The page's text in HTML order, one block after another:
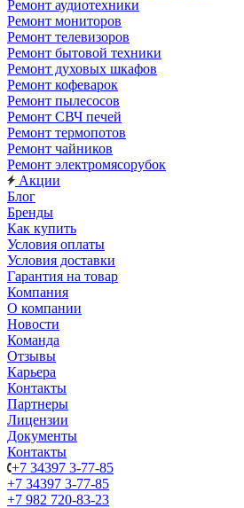
Ремонт аудиотехники
Ремонт мониторов
Ремонт телевизоров
Ремонт бытовой техники
Ремонт духовых шкафов
Ремонт кофеварок
Ремонт пылесосов
Ремонт СВЧ печей
Ремонт термопотов
Ремонт чайников
Ремонт электромясорубок
Акции
Блог
Бренды
Как купить
Условия оплаты
Условия доставки
Гарантия на товар
Компания
О компании
Новости
Команда
Отзывы
Карьера
Контакты
Партнеры
Лицензии
Документы
Контакты
+7 34397 3-77-85
+7 34397 3-77-85
+7 982 720-83-23